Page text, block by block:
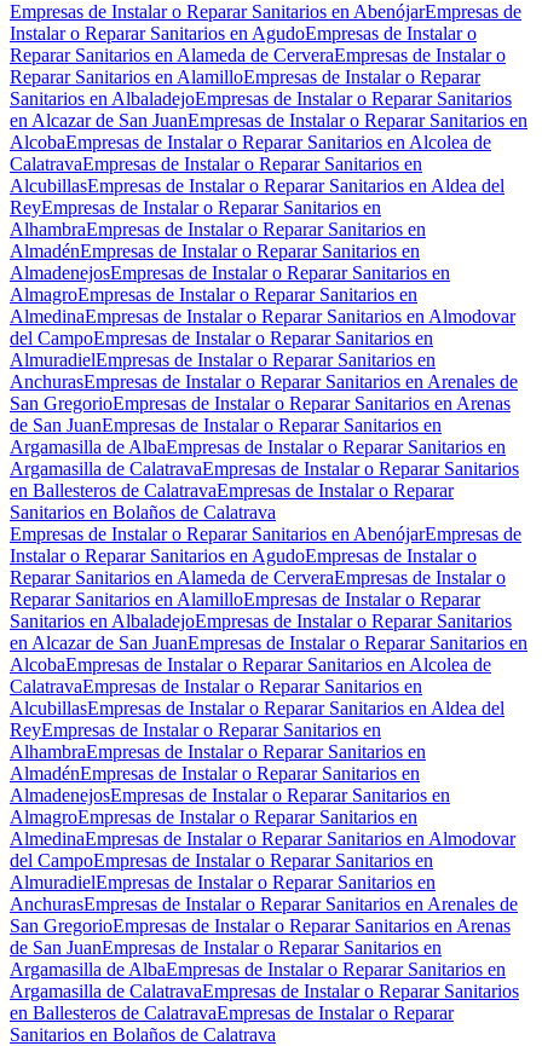
Empresas de Instalar o Reparar Sanitarios en AbenójarEmpresas de
Instalar o Reparar Sanitarios en AgudoEmpresas de Instalar o
Reparar Sanitarios en Alameda de CerveraEmpresas de Instalar o
Reparar Sanitarios en AlamilloEmpresas de Instalar o Reparar
Sanitarios en AlbaladejoEmpresas de Instalar o Reparar Sanitarios
en Alcazar de San JuanEmpresas de Instalar o Reparar Sanitarios en
AlcobaEmpresas de Instalar o Reparar Sanitarios en Alcolea de
CalatravaEmpresas de Instalar o Reparar Sanitarios en
AlcubillasEmpresas de Instalar o Reparar Sanitarios en Aldea del
ReyEmpresas de Instalar o Reparar Sanitarios en
AlhambraEmpresas de Instalar o Reparar Sanitarios en
AlmadénEmpresas de Instalar o Reparar Sanitarios en
AlmadenejosEmpresas de Instalar o Reparar Sanitarios en
AlmagroEmpresas de Instalar o Reparar Sanitarios en
AlmedinaEmpresas de Instalar o Reparar Sanitarios en Almodovar
del CampoEmpresas de Instalar o Reparar Sanitarios en
AlmuradielEmpresas de Instalar o Reparar Sanitarios en
AnchurasEmpresas de Instalar o Reparar Sanitarios en Arenales de
San GregorioEmpresas de Instalar o Reparar Sanitarios en Arenas
de San JuanEmpresas de Instalar o Reparar Sanitarios en
Argamasilla de AlbaEmpresas de Instalar o Reparar Sanitarios en
Argamasilla de CalatravaEmpresas de Instalar o Reparar Sanitarios
en Ballesteros de CalatravaEmpresas de Instalar o Reparar
Sanitarios en Bolaños de Calatrava
Empresas de Instalar o Reparar Sanitarios en AbenójarEmpresas de
Instalar o Reparar Sanitarios en AgudoEmpresas de Instalar o
Reparar Sanitarios en Alameda de CerveraEmpresas de Instalar o
Reparar Sanitarios en AlamilloEmpresas de Instalar o Reparar
Sanitarios en AlbaladejoEmpresas de Instalar o Reparar Sanitarios
en Alcazar de San JuanEmpresas de Instalar o Reparar Sanitarios en
AlcobaEmpresas de Instalar o Reparar Sanitarios en Alcolea de
CalatravaEmpresas de Instalar o Reparar Sanitarios en
AlcubillasEmpresas de Instalar o Reparar Sanitarios en Aldea del
ReyEmpresas de Instalar o Reparar Sanitarios en
AlhambraEmpresas de Instalar o Reparar Sanitarios en
AlmadénEmpresas de Instalar o Reparar Sanitarios en
AlmadenejosEmpresas de Instalar o Reparar Sanitarios en
AlmagroEmpresas de Instalar o Reparar Sanitarios en
AlmedinaEmpresas de Instalar o Reparar Sanitarios en Almodovar
del CampoEmpresas de Instalar o Reparar Sanitarios en
AlmuradielEmpresas de Instalar o Reparar Sanitarios en
AnchurasEmpresas de Instalar o Reparar Sanitarios en Arenales de
San GregorioEmpresas de Instalar o Reparar Sanitarios en Arenas
de San JuanEmpresas de Instalar o Reparar Sanitarios en
Argamasilla de AlbaEmpresas de Instalar o Reparar Sanitarios en
Argamasilla de CalatravaEmpresas de Instalar o Reparar Sanitarios
en Ballesteros de CalatravaEmpresas de Instalar o Reparar
Sanitarios en Bolaños de Calatrava